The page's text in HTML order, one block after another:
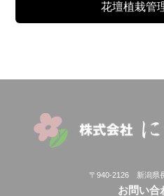
花壇植栽管
〒940-2126 新潟県
お問い合